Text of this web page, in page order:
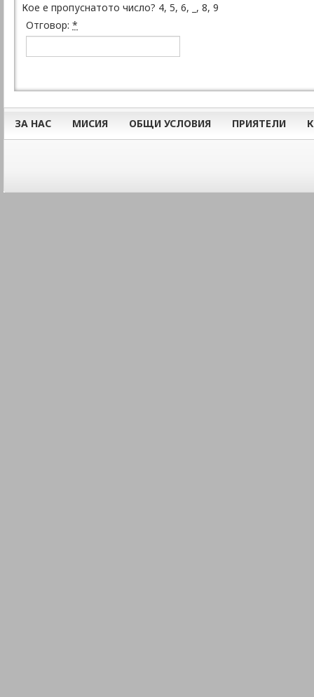
Кое е пропуснатото число? 4, 5, 6, _, 8, 9
Отговор: *
ЗА НАС МИСИЯ ОБЩИ УСЛОВИЯ ПРИЯТЕЛИ